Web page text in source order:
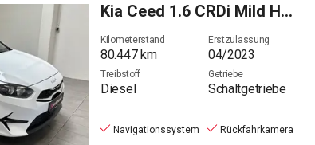
Kia Ceed 1.6 CRDi Mild Hybrid Vision (EURO 6d)
Kilometerstand
80.447km
Erstzulassung
04/2023
Treibstoff
Diesel
Getriebe
Schaltgetriebe
Navigationssystem
Rückfahrkamera